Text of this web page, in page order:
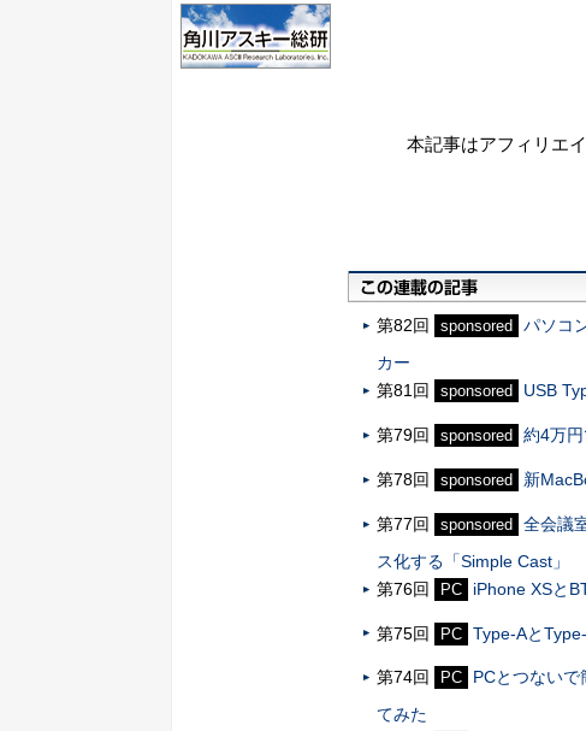
本記事はアフィリエ
第82回 sponsored
パソコ
カー
第81回
sponsored USB
第79回 sponsored 約4万
第78回 sponsored 新
第77回 sponsored 全会議
ス化する「Simple Cast」
第76回
PC iPhone XSと
第75回 PC Type-Aと
第74回 PC
PCとつない
てみた